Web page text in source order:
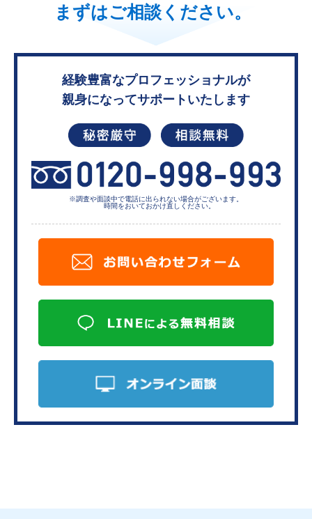
まずはご相談ください。
経験豊富なプロフェッショナルが
親身になってサポートいたします
※調査や面談中で電話に出られない場合がございます。
時間をおいておかけ直しください。